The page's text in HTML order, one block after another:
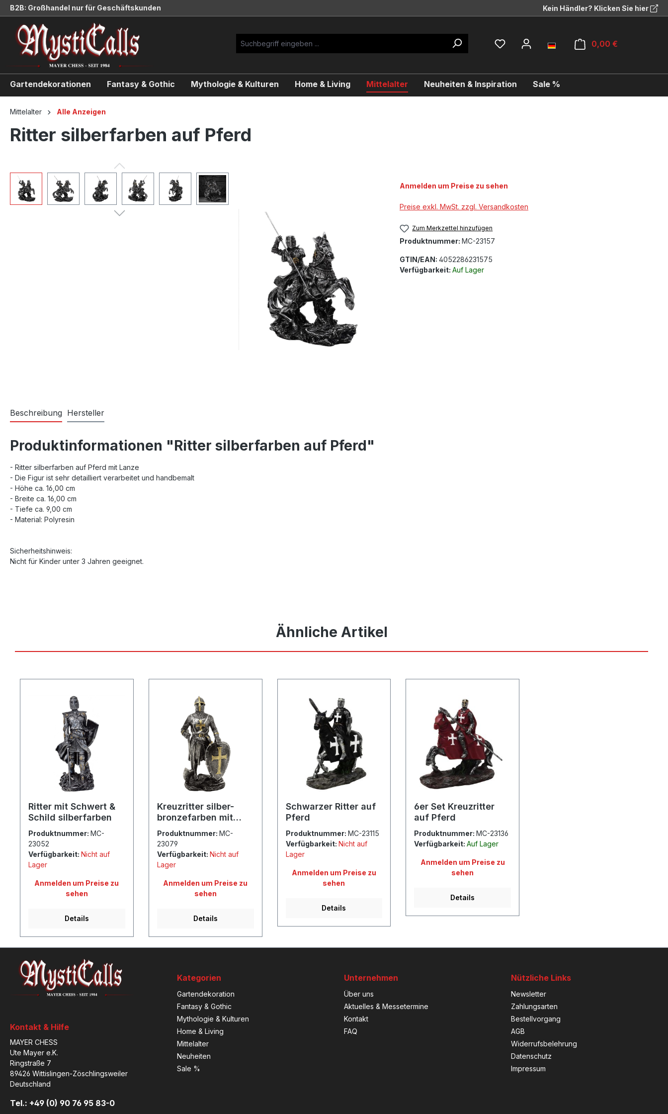
Zur Hauptnavigation springen
B2B: Großhandel nur für Geschäftskunden Kein Händler? Klicken Sie hier
0,00 €
Gartendekorationen Fantasy & Gothic Mythologie & Kulturen Home & Living Mittelalter Neuheiten & Inspiration Sale %
Mittelalter Alle Anzeigen
Ritter silberfarben auf Pferd
Bildergalerie überspringen
Anmelden um Preise zu sehen
Preise exkl. MwSt. zzgl. Versandkosten
Zum Merkzettel hinzufügen
Produktnummer: MC-23157
GTIN/EAN: 4052286231575
Verfügbarkeit: Auf Lager
Beschreibung Hersteller
Produktinformationen "Ritter silberfarben auf Pferd"
- Ritter silberfarben auf Pferd mit Lanze
- Die Figur ist sehr detailliert verarbeitet und handbemalt
- Höhe ca. 16,00 cm
- Breite ca. 16,00 cm
- Tiefe ca. 9,00 cm
- Material: Polyresin
Sicherheitshinweis:
Nicht für Kinder unter 3 Jahren geeignet.
Ähnliche Artikel
Ritter mit Schwert &
Schild silberfarben
Produktnummer: MC-
23052
Verfügbarkeit: Nicht auf
Lager
Anmelden um Preise zu
sehen
Details
Kreuzritter silber-
bronzefarben mit
Kampfaxt
Produktnummer: MC-
23079
Verfügbarkeit: Nicht auf
Lager
Anmelden um Preise zu
sehen
Details
Schwarzer Ritter auf
Pferd
Produktnummer: MC-23115
Verfügbarkeit: Nicht auf
Lager
Anmelden um Preise zu
sehen
Details
6er Set Kreuzritter
auf Pferd
Produktnummer:MC-23136
Verfügbarkeit:Auf Lager
Anmelden um Preise zu
sehen
Details
Kontakt & Hilfe
MAYER CHESS
Ute Mayer e.K.
Ringstraße 7
89426 Wittislingen-Zöschlingsweiler
Deutschland
Tel.: +49 (0) 90 76 95 83-0
Kategorien
Gartendekoration
Fantasy & Gothic
Mythologie & Kulturen
Home & Living
Mittelalter
Neuheiten
Sale %
Unternehmen
Über uns
Aktuelles & Messetermine
Kontakt
FAQ
Nützliche Links
Newsletter
Zahlungsarten
Bestellvorgang
AGB
Widerrufsbelehrung
Datenschutz
Impressum